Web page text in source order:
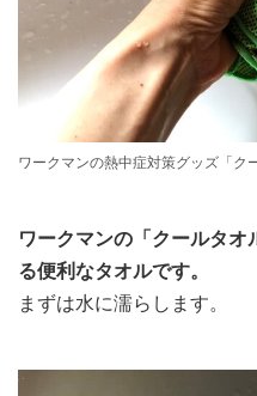
ワークマンの熱中症対策グッズ「ク
ワークマンの「クールタオ
る便利なタオルです。
まずは水に濡らします。